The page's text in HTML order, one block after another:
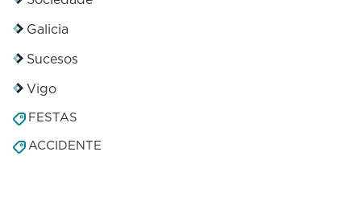
Galicia
Sucesos
Vigo
FESTAS
ACCIDENTE